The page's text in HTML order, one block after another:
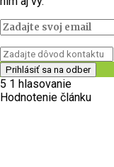
5 1 hlasovanie
Hodnotenie článku